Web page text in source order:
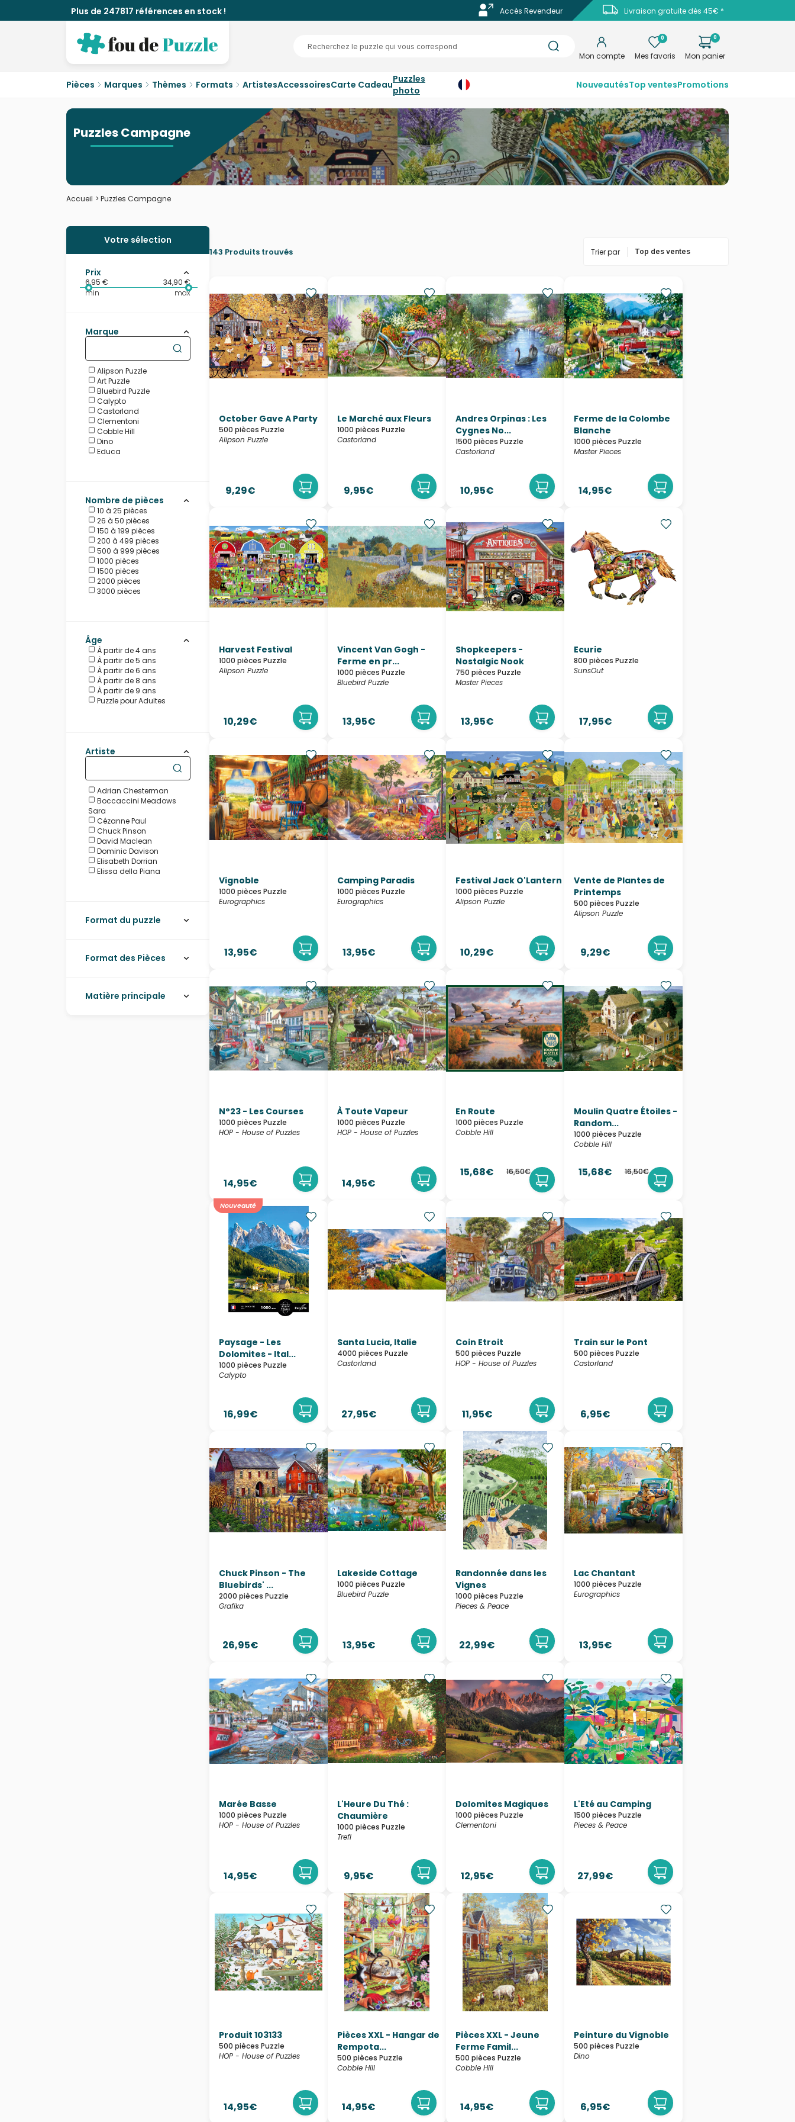
Plus de 247817 références en stock ! Livraison gratuite dès 45€ *
Accès Revendeur
Mon compte
0
Mes favoris
0
Mon panier
Pièces Marques Thèmes Formats ArtistesAccessoiresCarte CadeauPuzzles
photo
NouveautésTop ventesPromotions
Puzzles Campagne
Accueil > Puzzles Campagne
143 Produits trouvés Trier par
October Gave A Party
500 pièces Puzzle
Alipson Puzzle
9,29€
Le Marché aux Fleurs
1000 pièces Puzzle
Castorland
9,95€
Andres Orpinas : Les
Cygnes No...
1500 pièces Puzzle
Castorland
10,95€
Ferme de la Colombe
Blanche
1000 pièces Puzzle
Master Pieces
14,95€
Harvest Festival
1000 pièces Puzzle
Alipson Puzzle
10,29€
Vincent Van Gogh -
Ferme en pr...
1000 pièces Puzzle
Bluebird Puzzle
13,95€
Shopkeepers -
Nostalgic Nook
750 pièces Puzzle
Master Pieces
13,95€
Ecurie
800 pièces Puzzle
SunsOut
17,95€
Vignoble
1000 pièces Puzzle
Eurographics
13,95€
Camping Paradis
1000 pièces Puzzle
Eurographics
13,95€
Festival Jack O'Lantern
1000 pièces Puzzle
Alipson Puzzle
10,29€
Vente de Plantes de
Printemps
500 pièces Puzzle
Alipson Puzzle
9,29€
N°23 - Les Courses
1000 pièces Puzzle
HOP - House of Puzzles
14,95€
À Toute Vapeur
1000 pièces Puzzle
HOP - House of Puzzles
14,95€
En Route
1000 pièces Puzzle
Cobble Hill
15,68€ 16,50€
Moulin Quatre Étoiles -
Random...
1000 pièces Puzzle
Cobble Hill
15,68€ 16,50€
Nouveauté
Paysage - Les
Dolomites - Ital...
1000 pièces Puzzle
Calypto
16,99€
Santa Lucia, Italie
4000 pièces Puzzle
Castorland
27,95€
Coin Etroit
500 pièces Puzzle
HOP - House of Puzzles
11,95€
Train sur le Pont
500 pièces Puzzle
Castorland
6,95€
Chuck Pinson - The
Bluebirds' ...
2000 pièces Puzzle
Grafika
26,95€
Lakeside Cottage
1000 pièces Puzzle
Bluebird Puzzle
13,95€
Randonnée dans les
Vignes
1000 pièces Puzzle
Pieces & Peace
22,99€
Lac Chantant
1000 pièces Puzzle
Eurographics
13,95€
Marée Basse
1000 pièces Puzzle
HOP - House of Puzzles
14,95€
L'Heure Du Thé :
Chaumière
1000 pièces Puzzle
Trefl
9,95€
Dolomites Magiques
1000 pièces Puzzle
Clementoni
12,95€
L'Eté au Camping
1500 pièces Puzzle
Pieces & Peace
27,99€
Produit 103133
500 pièces Puzzle
HOP - House of Puzzles
14,95€
Pièces XXL - Hangar de
Rempota...
500 pièces Puzzle
Cobble Hill
14,95€
Pièces XXL - Jeune
Ferme Famil...
500 pièces Puzzle
Cobble Hill
14,95€
Peinture du Vignoble
500 pièces Puzzle
Dino
6,95€
Votre sélection
Prix
6,95 €
34,90 €
min
max
Marque
Alipson Puzzle
Art Puzzle
Bluebird Puzzle
Calypto
Castorland
Clementoni
Cobble Hill
Dino
Educa
HOP - House of Puzzles
Larsen
Magnolia
Master Pieces
Pieces & Peace
Puzzle Michèle Wilson
Ravensburger
Schmidt Spiele
SunsOut
Trefl
Nombre de pièces
10 à 25 pièces
26 à 50 pièces
150 à 199 pièces
200 à 499 pièces
500 à 999 pièces
1000 pièces
1500 pièces
2000 pièces
3000 pièces
Âge
À partir de 4 ans
À partir de 5 ans
À partir de 6 ans
À partir de 8 ans
À partir de 9 ans
Puzzle pour Adultes
Artiste
Adrian Chesterman
Boccaccini Meadows
Sara
Cézanne Paul
Chuck Pinson
David Maclean
Dominic Davison
Elisabeth Dorrian
Elissa della Piana
Van Gogh Vincent
Format du puzzle
Format des Pièces
Matière principale